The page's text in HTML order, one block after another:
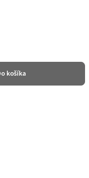
košíka